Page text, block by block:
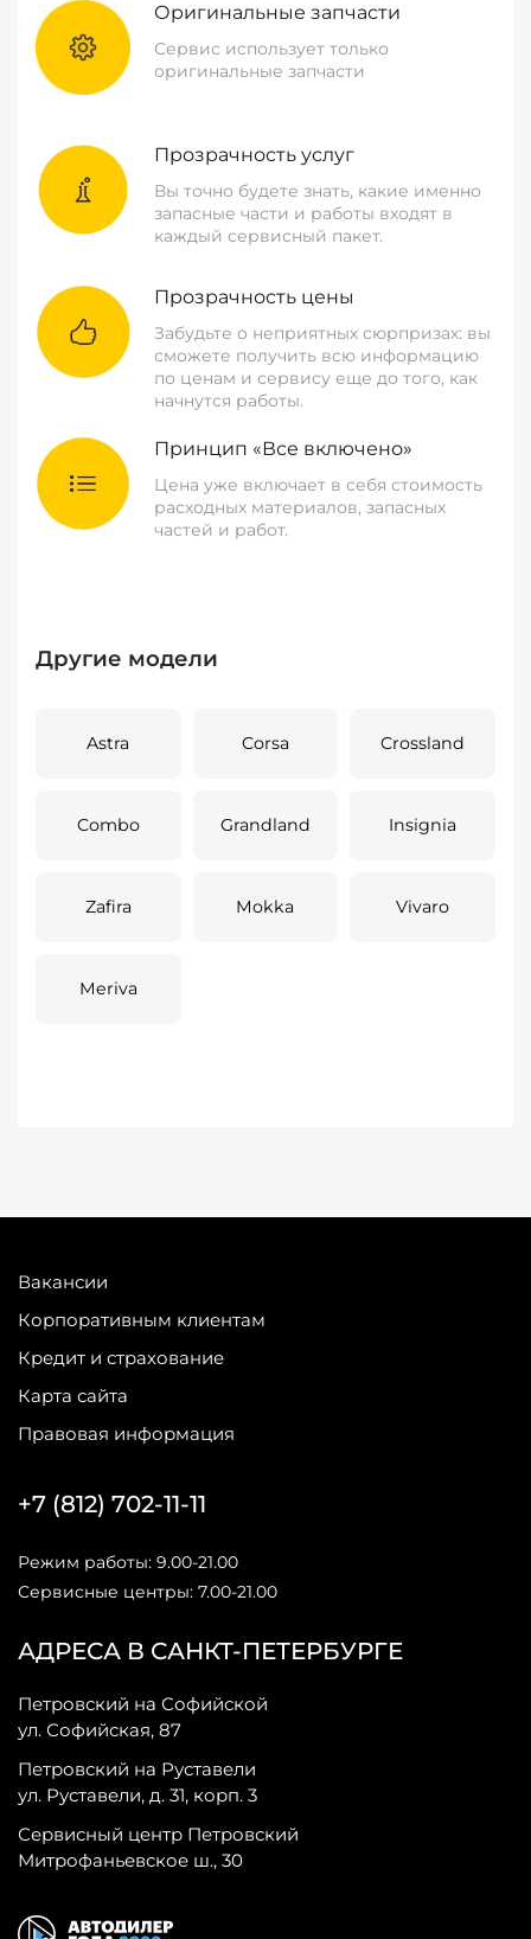
Оригинальные запчасти
Сервис использует только
оригинальные запчасти
Прозрачность услуг
Вы точно будете знать, какие именно
запасные части и работы входят в
каждый сервисный пакет.
Прозрачность цены
Забудьте о неприятных сюрпризах: вы
сможете получить всю информацию
по ценам и сервису еще до того, как
начнутся работы.
Принцип «Все включено»
Цена уже включает в себя стоимость
расходных материалов, запасных
частей и работ.
Другие модели
Astra Corsa Crossland
Combo Grandland Insignia
Zafira Mokka Vivaro
Meriva
Вакансии
Корпоративным клиентам
Кредит и страхование
Карта сайта
Правовая информация
АДРЕСА В САНКТ-ПЕТЕРБУРГЕ
Петровский на Софийской
ул. Софийская, 87
Петровский на Руставели
ул. Руставели, д. 31, корп. 3
Сервисный центр Петровский
Митрофаньевское ш., 30
+7 (812) 702-11-11
Режим работы: 9.00-21.00
Сервисные центры: 7.00-21.00